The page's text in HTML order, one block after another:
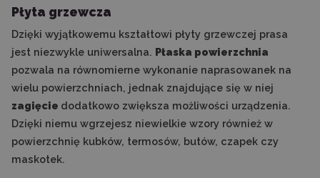
Płyta grzewcza
Dzięki wyjątkowemu kształtowi płyty grzewczej prasa
jest niezwykle uniwersalna. Płaska powierzchnia
pozwala na równomierne wykonanie naprasowanek na
wielu powierzchniach, jednak znajdujące się w niej
zagięcie dodatkowo zwiększa możliwości urządzenia.
Dzięki niemu wgrzejesz niewielkie wzory również w
powierzchnię kubków, termosów, butów, czapek czy
maskotek.